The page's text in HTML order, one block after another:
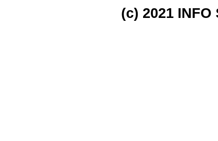
(c) 2021